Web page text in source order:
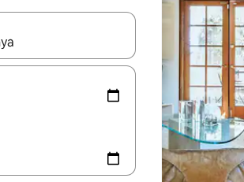
disponíveis, explore-os usando as seta